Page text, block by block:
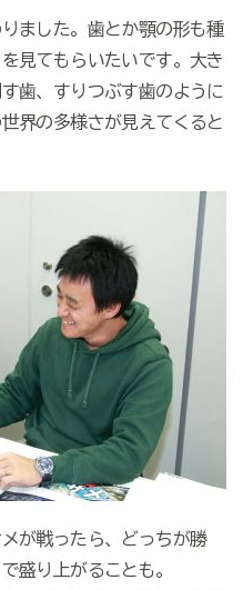
ました。歯とか顎の形も種
見てもらいたいです。大き
歯、すりつぶす歯のように
界の多様さが見えてくると
が戦ったら、どっちが勝
盛り上がることも。